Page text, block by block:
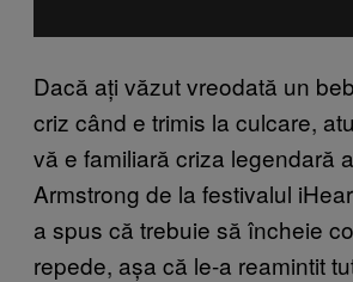
Dacă ați văzut vreodată un
criz când e trimis la culcare,
vă e familiară criza legendară
Armstrong de la festivalul
a spus că trebuie să încheie
repede, așa că le-a reamintit